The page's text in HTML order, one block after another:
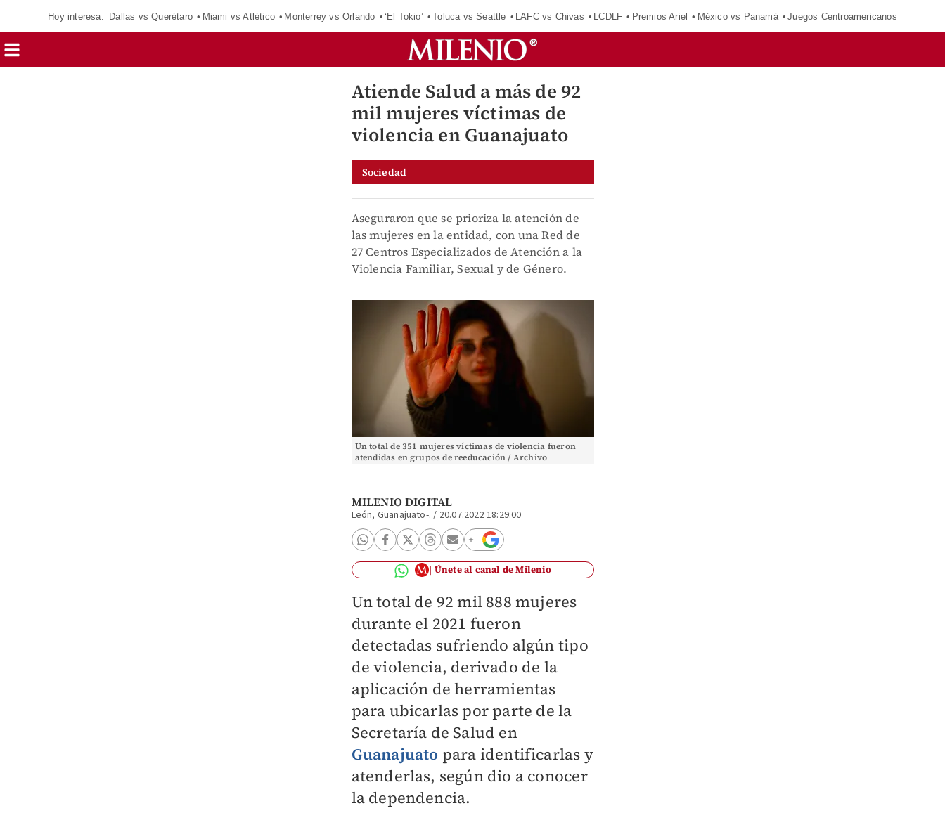
Hoy interesa: Dallas vs Querétaro Miami vs Atlético Monterrey vs Orlando ‘El Tokio’ Toluca vs Seattle LAFC vs Chivas LCDLF Premios Ariel México vs Panamá Juegos Centroamericanos
Atiende Salud a más de 92
mil mujeres víctimas de
violencia en Guanajuato
Sociedad
Aseguraron que se prioriza la atención de
las mujeres en la entidad, con una Red de
27 Centros Especializados de Atención a la
Violencia Familiar, Sexual y de Género.
Un total de 351 mujeres víctimas de violencia fueron
atendidas en grupos de reeducación / Archivo
MILENIO DIGITAL
León, Guanajuato-. / 20.07.2022 18:29:00
Únete al canal de Milenio
Un total de 92 mil 888 mujeres
durante el 2021 fueron
detectadas sufriendo algún tipo
de violencia, derivado de la
aplicación de herramientas
para ubicarlas por parte de la
Secretaría de Salud en
Guanajuato para identificarlas y
atenderlas, según dio a conocer
la dependencia.